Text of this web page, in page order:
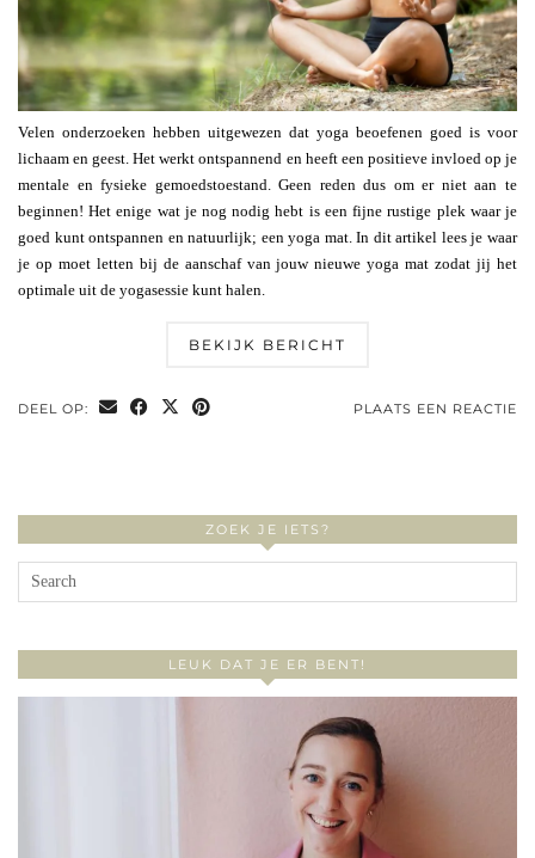
Velen onderzoeken hebben uitgewezen dat yoga beoefenen goed is voor
lichaam en geest. Het werkt ontspannend en heeft een positieve invloed op je
mentale en fysieke gemoedstoestand. Geen reden dus om er niet aan te
beginnen! Het enige wat je nog nodig hebt is een fijne rustige plek waar je
goed kunt ontspannen en natuurlijk; een yoga mat. In dit artikel lees je waar
je op moet letten bij de aanschaf van jouw nieuwe yoga mat zodat jij het
optimale uit de yogasessie kunt halen.
BEKIJK BERICHT
DEEL OP: PLAATS EEN REACTIE
ZOEK JE IETS?
LEUK DAT JE ER BENT!